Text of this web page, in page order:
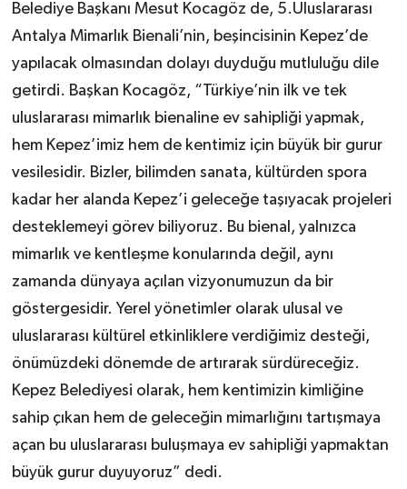
Belediye Başkanı Mesut Kocagöz de, 5.Uluslararası
Antalya Mimarlık Bienali’nin, beşincisinin Kepez’de
yapılacak olmasından dolayı duyduğu mutluluğu dile
getirdi. Başkan Kocagöz, “Türkiye’nin ilk ve tek
uluslararası mimarlık bienaline ev sahipliği yapmak,
hem Kepez’imiz hem de kentimiz için büyük bir gurur
vesilesidir. Bizler, bilimden sanata, kültürden spora
kadar her alanda Kepez’i geleceğe taşıyacak projeleri
desteklemeyi görev biliyoruz. Bu bienal, yalnızca
mimarlık ve kentleşme konularında değil, aynı
zamanda dünyaya açılan vizyonumuzun da bir
göstergesidir. Yerel yönetimler olarak ulusal ve
uluslararası kültürel etkinliklere verdiğimiz desteği,
önümüzdeki dönemde de artırarak sürdüreceğiz.
Kepez Belediyesi olarak, hem kentimizin kimliğine
sahip çıkan hem de geleceğin mimarlığını tartışmaya
açan bu uluslararası buluşmaya ev sahipliği yapmaktan
büyük gurur duyuyoruz” dedi.